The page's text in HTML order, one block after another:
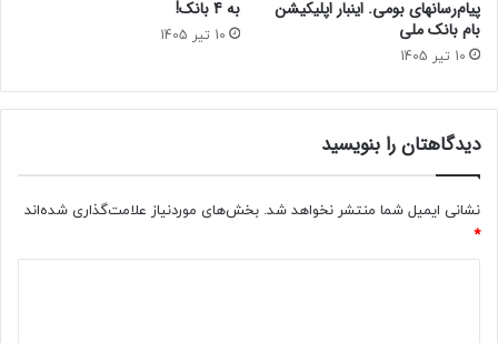
پیام‌رسانهای بومی. اینبار اپلیکیشن
بام‌ بانک ملی
10 تیر 1405
به 4 بانک!
10 تیر 1405
دیدگاهتان را بنویسید
نشانی ایمیل شما منتشر نخواهد شد. بخش‌های موردنیاز علامت‌گذاری شده‌اند
*